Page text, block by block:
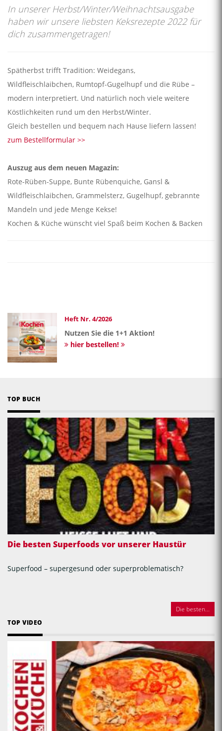
In unserer Herbst/Winter/Weihnachtsausgabe
haben wir unsere liebsten Keksrezepte 2022 für
dich zusammengetragen!
Spätherbst trifft Tradition: Weidegans,
Wildfleischlaibchen, Rumtopf-Gugelhupf und die Rübe –
modern interpretiert. Und natürlich noch viele weitere
Köstlichkeiten rund um den Herbst/Winter.
Gleich bestellen und bequem nach Hause liefern lassen!
zum Bestellformular >>
Auszug aus dem neuen Magazin:
Rote-Rüben-Suppe, Bunte Rübenquiche, Gansl &
Wildfleischlaibchen, Grammelsterz, Gugelhupf, gebrannte
Mandeln und jede Menge Kekse!
Kochen & Küche wünscht viel Spaß beim Kochen & Backen
Heft Nr. 4/2026
Nutzen Sie die 1+1 Aktion!
hier bestellen!
TOP BUCH
Die besten Superfoods vor unserer Haustür
Superfood – supergesund oder superproblematisch?
Die besten...
TOP VIDEO